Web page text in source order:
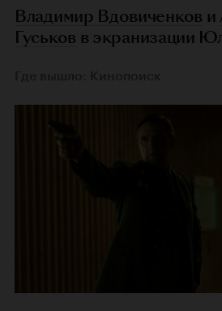
Владимир Вдовиченков и
Гуськов в экранизации